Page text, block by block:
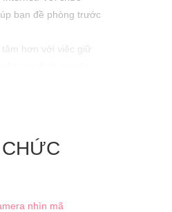
bạn đề phòng trước
hơn với việc giữ
nhìn mã